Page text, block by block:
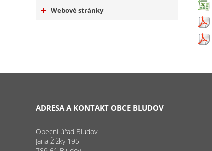
Webové stránky
ADRESA A KONTAKT OBCE BLUDOV
Obecní úřad Bludov
Jana Žižky 195